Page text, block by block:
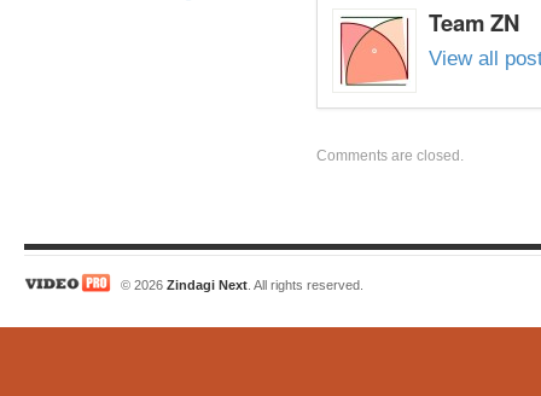
Team ZN
View all
Comments are closed.
© 2026 Zindagi Next . All rights reserved.